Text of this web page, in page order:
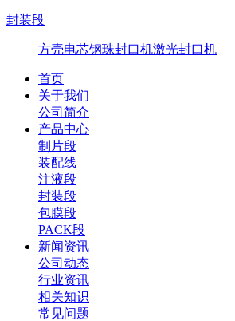
封装段
方壳电芯钢珠封口机激光封口机
首页
关于我们
公司简介
产品中心
制片段
装配线
注液段
封装段
包膜段
PACK段
新闻资讯
公司动态
行业资讯
相关知识
常见问题